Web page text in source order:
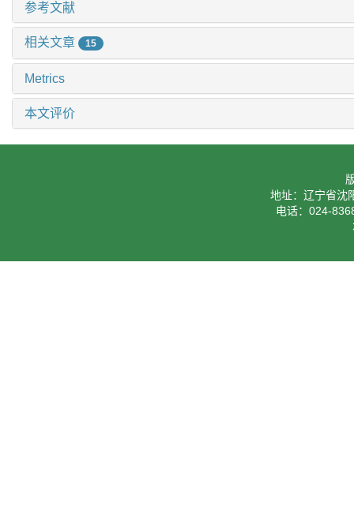
参考文献
相关文章 15
Metrics
本文评价
地址：辽宁省沈
电话：024-